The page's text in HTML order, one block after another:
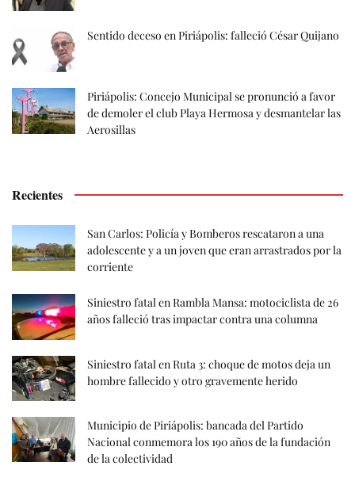
Sentido deceso en Piriápolis: falleció César Quijano
Piriápolis: Concejo Municipal se pronunció a favor
de demoler el club Playa Hermosa y desmantelar las
Aerosillas
Recientes
San Carlos: Policía y Bomberos rescataron a una
adolescente y a un joven que eran arrastrados por la
corriente
Siniestro fatal en Rambla Mansa: motociclista de 26
años falleció tras impactar contra una columna
Siniestro fatal en Ruta 3: choque de motos deja un
hombre fallecido y otro gravemente herido
Municipio de Piriápolis: bancada del Partido
Nacional conmemora los 190 años de la fundación
de la colectividad